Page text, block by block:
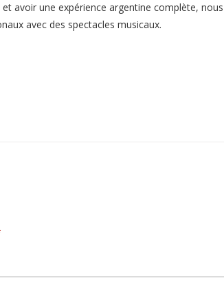
avoir une expérience argentine complète, nous
avec des spectacles musicaux.